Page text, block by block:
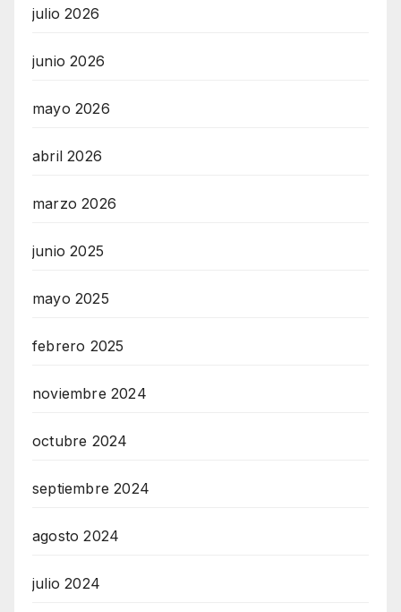
julio 2026
junio 2026
mayo 2026
abril 2026
marzo 2026
junio 2025
mayo 2025
febrero 2025
noviembre 2024
octubre 2024
septiembre 2024
agosto 2024
julio 2024